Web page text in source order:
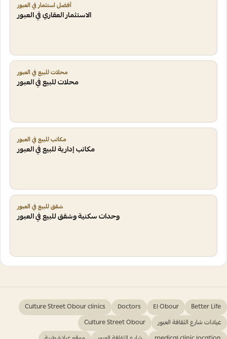
أفضل استثمار في العبور
الاستثمار العقاري في العبور
محلات للبيع في العبور
محلات للبيع في العبور
مكاتب للبيع في العبور
مكاتب إدارية للبيع في العبور
شقق للبيع في العبور
وحدات سكنية وشقق للبيع في العبور
Better Life
El Obour
Doctors
Culture Street Obour clinics
عيادات شارع الثقافة العبور
Culture Street Obour